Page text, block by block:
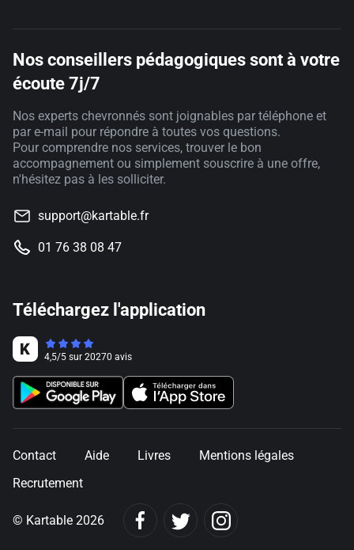
Nos conseillers pédagogiques sont à votre
écoute 7j/7
Nos experts chevronnés sont joignables par téléphone et
par e-mail pour répondre à toutes vos questions.
Pour comprendre nos services, trouver le bon
accompagnement ou simplement souscrire à une offre,
n'hésitez pas à les solliciter.
support@kartable.fr
01 76 38 08 47
Téléchargez l'application
4,5/5 sur 20270 avis
Contact Aide Livres
Mentions légales
Recrutement
© Kartable 2026